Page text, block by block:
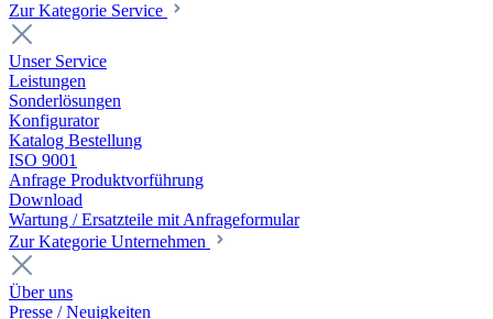
Zur Kategorie Service
Unser Service
Leistungen
Sonderlösungen
Konfigurator
Katalog Bestellung
ISO 9001
Anfrage Produktvorführung
Download
Wartung / Ersatzteile mit Anfrageformular
Zur Kategorie Unternehmen
Über uns
Presse / Neuigkeiten